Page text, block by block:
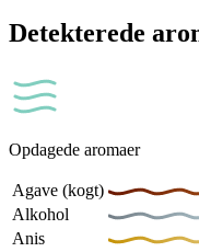
Detekterede
Opdagede aromaer
Agave (kogt)
Alkohol
Anis